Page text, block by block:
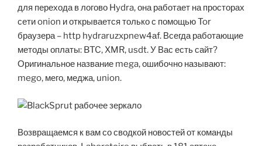
для перехода в логово Hydra, она работает на просторах
сети onion и открывается только с помощью Tor
браузера – http hydraruzxpnew4аf. Всегда работающие
методы оплаты: BTC, XMR, usdt. У Вас есть сайт?
Оригинальное название mega, ошибочно называют:
mego, мего, меджа, union.
Возвращаемся к вам со сводкой новостей от команды